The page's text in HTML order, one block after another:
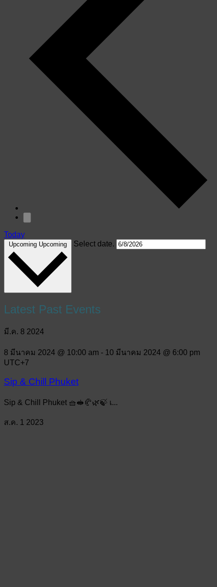
Today
Upcoming Upcoming Select date.
Latest Past Events
มี.ค. 8 2024
8 มีนาคม 2024 @ 10:00 am - 10 มีนาคม 2024 @ 6:00 pm
UTC+7
Sip & Chill Phuket
Sip & Chill Phuket 🧺🥪🥐🌿🍃 เ...
ส.ค. 1 2023